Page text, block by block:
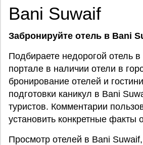
Bani Suwaif
Забронируйте отель в Bani
Подбираете недорогой отель
портале в наличии отели в
бронирование отелей и
подготовки каникул в Bani
туристов. Комментарии
установить конкретные факты
Просмотр отелей в Bani